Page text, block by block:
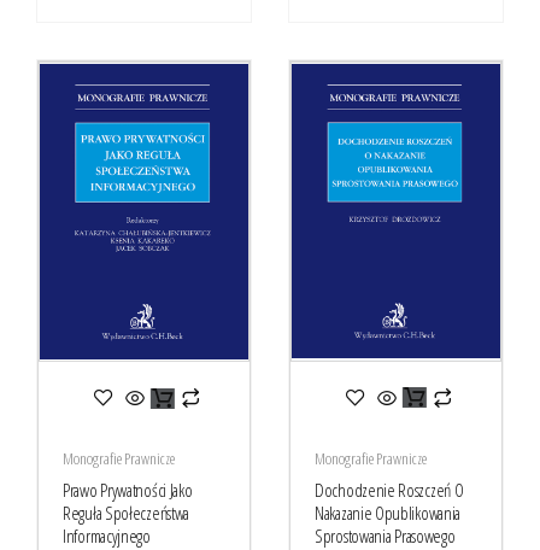
Monografie Prawnicze
Prawo Prywatności Jako
Reguła Społeczeństwa
Informacyjnego
Monografie Prawnicze
Dochodzenie Roszczeń O
Nakazanie Opublikowania
Sprostowania Prasowego